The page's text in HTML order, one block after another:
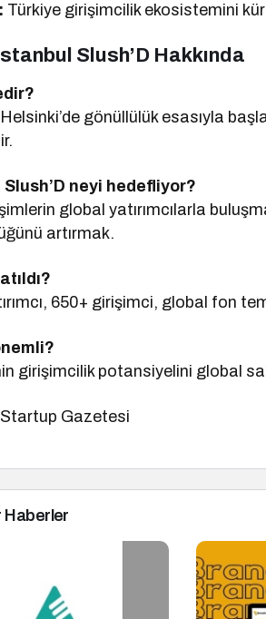
Türkiye girişimcilik ekosistemini
Slush’D Hakkında
gönüllülük esasıyla
Slush’D neyi hedefliyor?
global yatırımcılarla
artırmak.
650+ girişimci, global fon
girişimcilik potansiyelini global
Gazetesi
Haberler